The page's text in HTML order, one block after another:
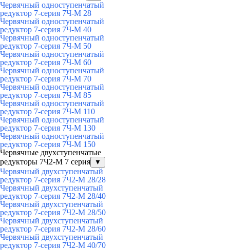
Червячный одноступенчатый
редуктор 7-серия 7Ч-М 28
Червячный одноступенчатый
редуктор 7-серия 7Ч-М 40
Червячный одноступенчатый
редуктор 7-серия 7Ч-М 50
Червячный одноступенчатый
редуктор 7-серия 7Ч-М 60
Червячный одноступенчатый
редуктор 7-серия 7Ч-М 70
Червячный одноступенчатый
редуктор 7-серия 7Ч-М 85
Червячный одноступенчатый
редуктор 7-серия 7Ч-М 110
Червячный одноступенчатый
редуктор 7-серия 7Ч-М 130
Червячный одноступенчатый
редуктор 7-серия 7Ч-М 150
Червячные двухступенчатые
редукторы 7Ч2-М 7 серия
▼
Червячный двухступенчатый
редуктор 7-серия 7Ч2-М 28/28
Червячный двухступенчатый
редуктор 7-серия 7Ч2-М 28/40
Червячный двухступенчатый
редуктор 7-серия 7Ч2-М 28/50
Червячный двухступенчатый
редуктор 7-серия 7Ч2-М 28/60
Червячный двухступенчатый
редуктор 7-серия 7Ч2-М 40/70